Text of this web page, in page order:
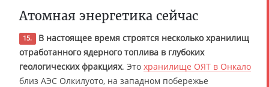
Атомная энергетика сейчас
15.
В настоящее время строятся несколько хранилищ
отработанного ядерного топлива в глубоких
геологических фракциях. Это хранилище ОЯТ в Онкало
близ АЭС Олкилуото, на западном побережье